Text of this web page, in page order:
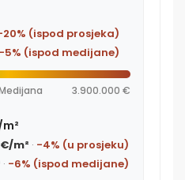
(ispod prosjeka)
-5% (ispod medijane)
3.900.000 €
m² · -4% (u prosjeku)
· -6% (ispod medijane)